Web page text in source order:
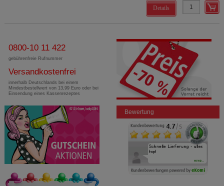
Details
0800-10 11 422
gebührenfreie Rufnummer
Versandkostenfrei
innerhalb Deutschlands bei einem
Mindestbestellwert von 13,99 Euro oder bei
Einsendung eines Kassenrezeptes
Bewertung